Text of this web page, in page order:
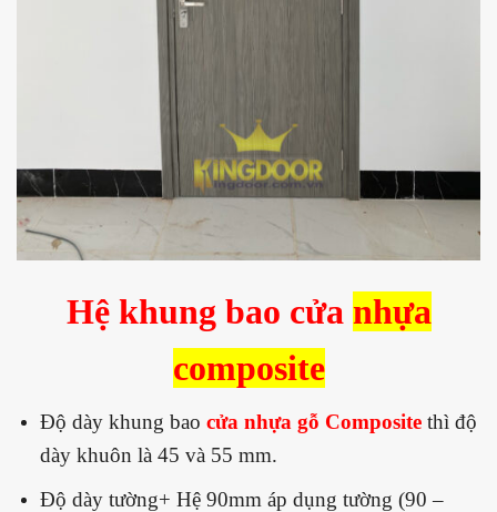
Hệ khung bao cửa nhựa
composite
Độ dày khung bao cửa nhựa gỗ Compositethì độ
dày khuôn là 45 và 55 mm.
Độ dày tường+ Hệ 90mm áp dụng tường (90 –